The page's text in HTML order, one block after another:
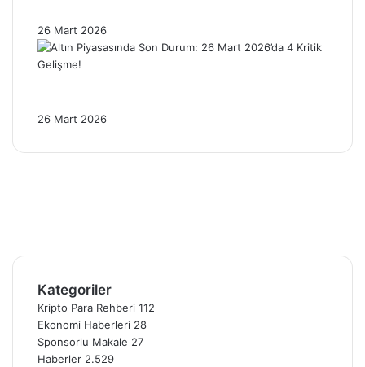
26 Mart 2026
26 Mart 2026
Kategoriler
Kripto Para Rehberi 112
Ekonomi Haberleri 28
Sponsorlu Makale 27
Haberler 2.529